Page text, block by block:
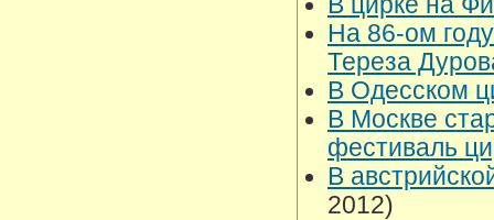
На 86-ом
Тереза
В Одесском
В Москве
фестиваль
В
2012)